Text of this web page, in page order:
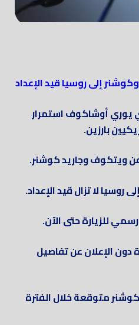
إلى روسيا قيد الإعداد
يوري أوشاكوف استمرار
بارزين.
ويتكوف وجاريد كوشنر.
روسيا لا تزال قيد الإعداد.
للزيارة حتى الآن.
الإعلان عن تفاصيل
متوقعة خلال الفترة